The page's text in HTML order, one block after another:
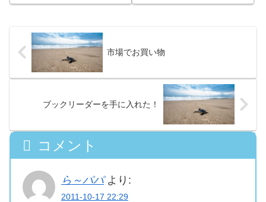
市場でお買い物
ブックリーダーを手に入れた！
コメント
ら～パパ より:
2011-10-17 22:29